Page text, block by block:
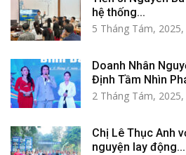
hệ thống...
5 Tháng Tám, 2025,
Doanh Nhân
Định Tầm Nhìn
2 Tháng Tám, 2025,
Chị Lê Thục Anh
nguyện lay động...